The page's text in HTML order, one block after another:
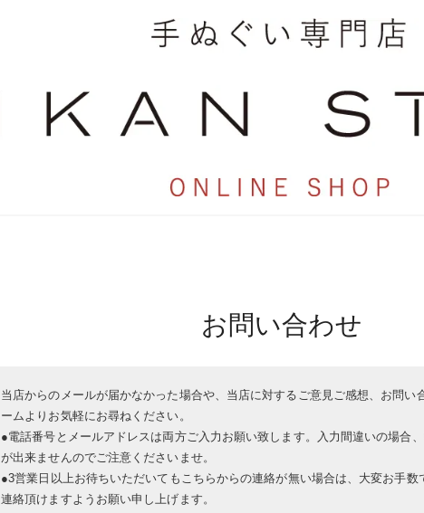
お問い合わせ
当店からのメールが届かなかった場合や、当店に対するご意見ご感想、お問い
ームよりお気軽にお尋ねください。
●電話番号とメールアドレスは両方ご入力お願い致します。入力間違いの場合
が出来ませんのでご注意くださいませ。
●3営業日以上お待ちいただいてもこちらからの連絡が無い場合は、大変お手数
連絡頂けますようお願い申し上げます。